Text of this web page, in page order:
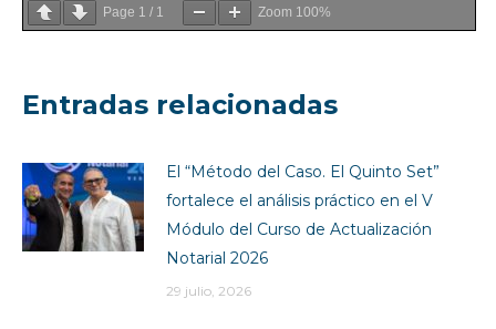
Page 1 / 1 Zoom 100%
Entradas relacionadas
El “Método del Caso. El Quinto Set”
fortalece el análisis práctico en el V
Módulo del Curso de Actualización
Notarial 2026
29 julio, 2026